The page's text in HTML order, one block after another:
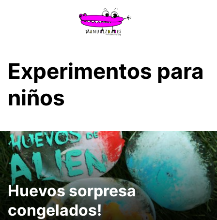
Experimentos para
niños
Huevos sorpresa
congelados!